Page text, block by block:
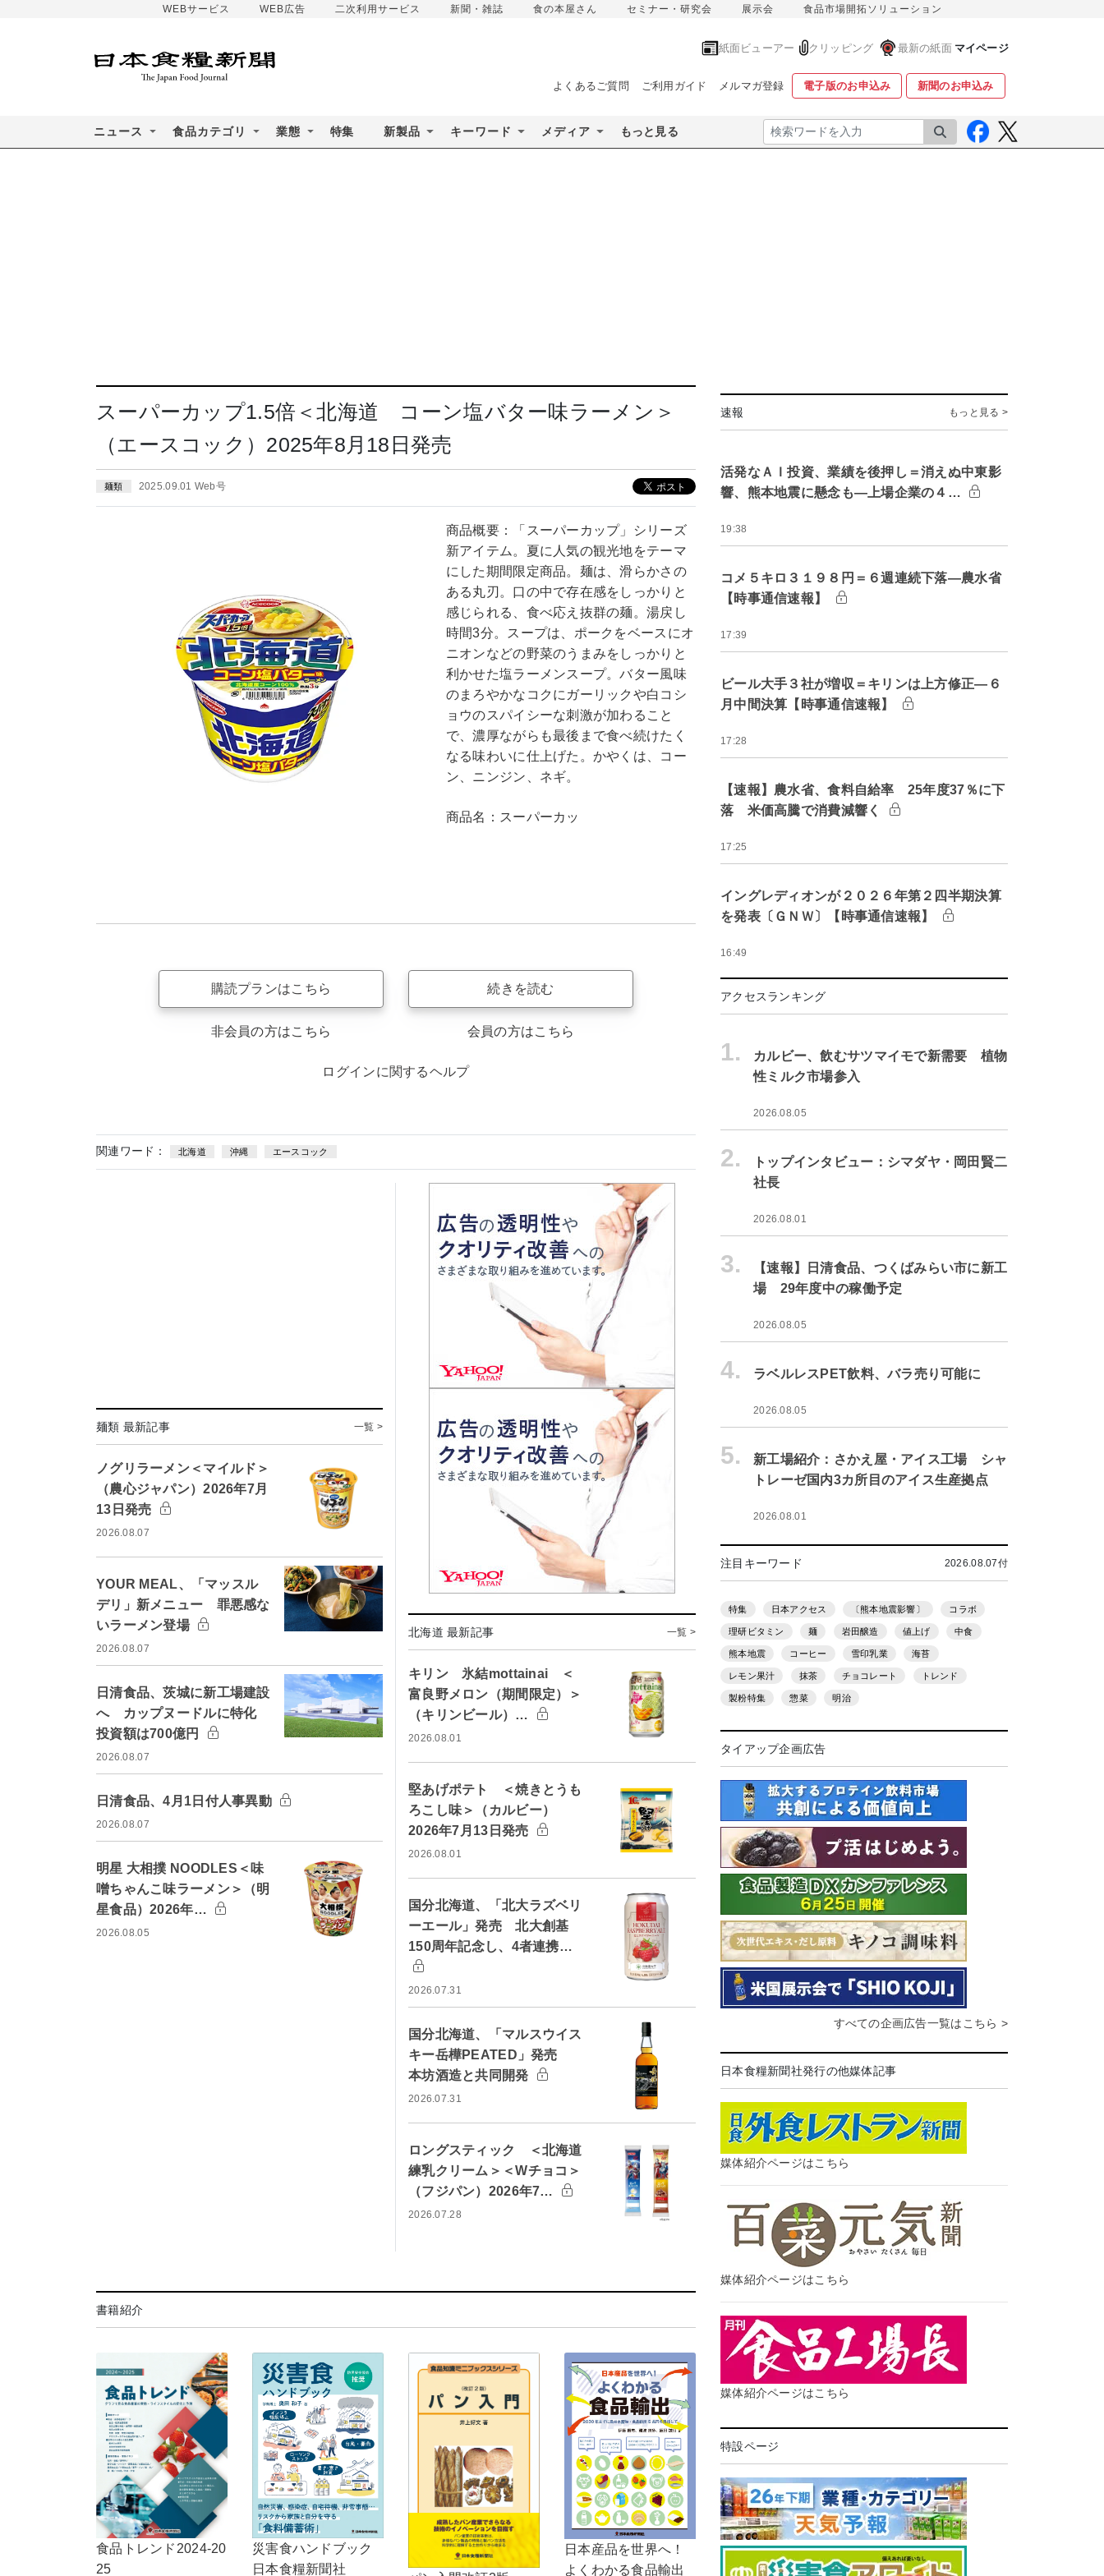
WEBサービス WEB広告 二次利用サービス 新聞・雑誌 食の本屋さん セミナー・研究会 展示会 食品市場開拓ソリューション
紙面ビューアー クリッピング 最新の紙面 マイページ
よくあるご質問 ご利用ガイド メルマガ登録 電子版のお申込み 新聞のお申込み
ニュース 食品カテゴリ 業態 特集 新製品 キーワード メディア もっと見る 検索
スーパーカップ1.5倍＜北海道 コーン塩バター味ラーメン＞
（エースコック）2025年8月18日発売
麺類 2025.09.01 Web号
商品概要：「スーパーカップ」シリーズ
新アイテム。夏に人気の観光地をテーマ
にした期間限定商品。麺は、滑らかさの
ある丸刃。口の中で存在感をしっかりと
感じられる、食べ応え抜群の麺。湯戻し
時間3分。スープは、ポークをベースにオ
ニオンなどの野菜のうまみをしっかりと
利かせた塩ラーメンスープ。バター風味
のまろやかなコクにガーリックや白コシ
ョウのスパイシーな刺激が加わること
で、濃厚ながらも最後まで食べ続けたく
なる味わいに仕上げた。かやくは、コー
ン、ニンジン、ネギ。
商品名：スーパーカッ
購読プランはこちら
非会員の方はこちら
続きを読む
会員の方はこちら
ログインに関するヘルプ
関連ワード： 北海道 沖縄 エースコック
麺類 最新記事 一覧 >
ノグリラーメン＜マイルド＞
（農心ジャパン）2026年7月
13日発売
2026.08.07
YOUR MEAL、「マッスル
デリ」新メニュー 罪悪感な
いラーメン登場
2026.08.07
日清食品、茨城に新工場建設
へ カップヌードルに特化
投資額は700億円
2026.08.07
日清食品、4月1日付人事異動
2026.08.07
明星 大相撲 NOODLES＜味
噌ちゃんこ味ラーメン＞（明
星食品）2026年…
2026.08.05
北海道 最新記事 一覧 >
キリン 氷結mottainai ＜
富良野メロン（期間限定）＞
（キリンビール）…
2026.08.01
堅あげポテト ＜焼きとうも
ろこし味＞（カルビー）
2026年7月13日発売
2026.08.01
国分北海道、「北大ラズベリ
ーエール」発売 北大創基
150周年記念し、4者連携…
2026.07.31
国分北海道、「マルスウイス
キー岳樺PEATED」発売
本坊酒造と共同開発
2026.07.31
ロングスティック ＜北海道
練乳クリーム＞＜Wチョコ＞
（フジパン）2026年7…
2026.07.28
書籍紹介
食品トレンド2024-20
25
災害食ハンドブック
日本食糧新聞社
日本産品を世界へ！
よくわかる食品輸出
速報 もっと見る >
活発なＡＩ投資、業績を後押し＝消えぬ中東影
響、熊本地震に懸念も―上場企業の４…
19:38
コメ５キロ３１９８円＝６週連続下落―農水省
【時事通信速報】
17:39
ビール大手３社が増収＝キリンは上方修正―６
月中間決算【時事通信速報】
17:28
【速報】農水省、食料自給率 25年度37％に下
落 米価高騰で消費減響く
17:25
イングレディオンが２０２６年第２四半期決算
を発表〔ＧＮＷ〕【時事通信速報】
16:49
アクセスランキング
1.
カルビー、飲むサツマイモで新需要 植物
性ミルク市場参入
2026.08.05
2.
トップインタビュー：シマダヤ・岡田賢二
社長
2026.08.01
3.
【速報】日清食品、つくばみらい市に新工
場 29年度中の稼働予定
2026.08.05
4. ラベルレスPET飲料、バラ売り可能に
2026.08.05
5.
新工場紹介：さかえ屋・アイス工場 シャ
トレーゼ国内3カ所目のアイス生産拠点
2026.08.01
注目キーワード 2026.08.07付
特集 日本アクセス 〔熊本地震影響〕 コラボ
理研ビタミン 麺 岩田醸造 値上げ 中食
熊本地震 コーヒー 雪印乳業 海苔
レモン果汁 抹茶 チョコレート トレンド
製粉特集 惣菜 明治
タイアップ企画広告
すべての企画広告一覧はこちら >
日本食糧新聞社発行の他媒体記事
媒体紹介ページはこちら
媒体紹介ページはこちら
媒体紹介ページはこちら
特設ページ